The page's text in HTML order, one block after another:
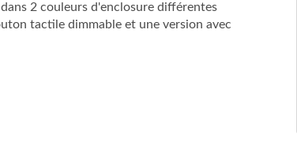
2 couleurs d'enclosure différentes
tactile dimmable et une version avec